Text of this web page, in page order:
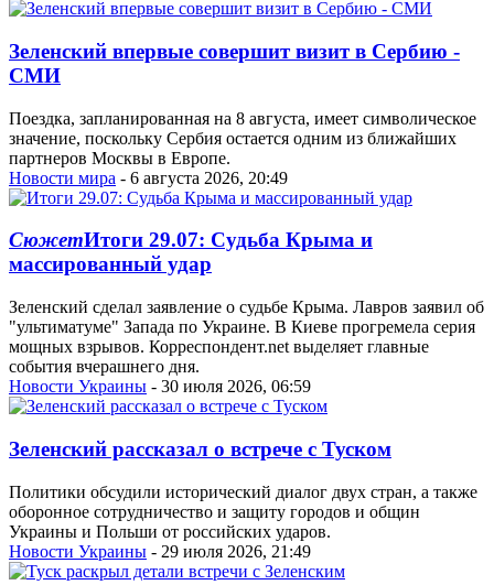
Зеленский впервые совершит визит в Сербию -
СМИ
Поездка, запланированная на 8 августа, имеет символическое
значение, поскольку Сербия остается одним из ближайших
партнеров Москвы в Европе.
Новости мира - 6 августа 2026, 20:49
СюжетИтоги 29.07: Судьба Крыма и
массированный удар
Зеленский сделал заявление о судьбе Крыма. Лавров заявил об
"ультиматуме" Запада по Украине. В Киеве прогремела серия
мощных взрывов. Корреспондент.net выделяет главные
события вчерашнего дня.
Новости Украины - 30 июля 2026, 06:59
Зеленский рассказал о встрече с Туском
Политики обсудили исторический диалог двух стран, а также
оборонное сотрудничество и защиту городов и общин
Украины и Польши от российских ударов.
Новости Украины - 29 июля 2026, 21:49